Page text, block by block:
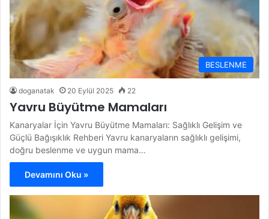
BESLENME
doganatak 20 Eylül 2025 22
Yavru Büyütme Mamaları
Kanaryalar İçin Yavru Büyütme Mamaları: Sağlıklı Gelişim ve
Güçlü Bağışıklık Rehberi Yavru kanaryaların sağlıklı gelişimi,
doğru beslenme ve uygun mama…
Devamını Oku »